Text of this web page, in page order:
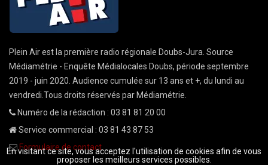
Plein Air est la première radio régionale Doubs-Jura. Source
Médiamétrie - Enquête Médialocales Doubs, période septembre
2019 - juin 2020. Audience cumulée sur 13 ans et +, du lundi au
vendredi.Tous droits réservés par Médiamétrie.
Numéro de la rédaction : 03 81 81 20 00
Service commercial : 03 81 43 87 53
Formulaire de contact
En visitant ce site, vous acceptez l'utilisation de cookies afin de vous
proposer les meilleurs services possibles.